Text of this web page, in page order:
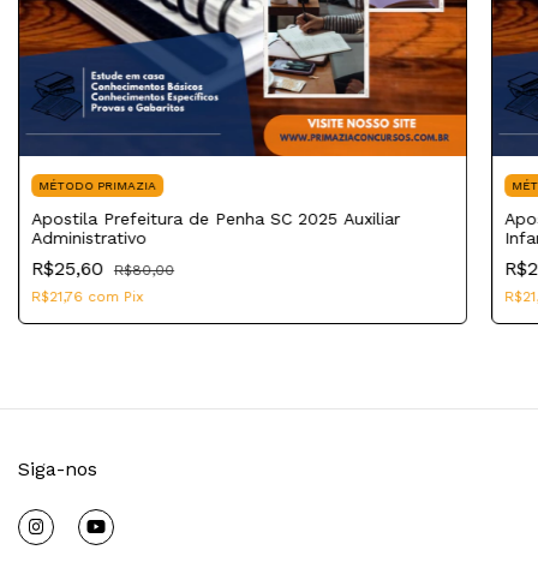
MÉTODO PRIMAZIA
Apostila Prefeitura de Penha SC 2025 Auxiliar
Administrativo
R$25,60
R$80,00
R$21,76 com Pix
Siga-nos